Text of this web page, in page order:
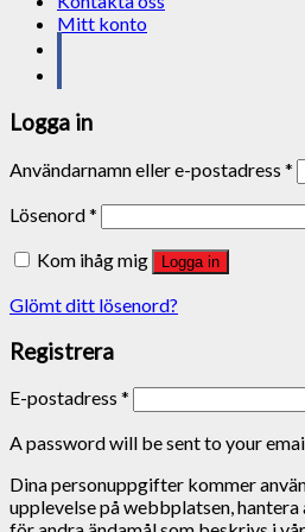
Mitt konto
Logga in
Användarnamn eller e-postadress *
Lösenord*
Kom ihåg mig
Logga in
Glömt ditt lösenord?
Registrera
E-postadress *
A password will be sent to your
Dina personuppgifter kommer
upplevelse på webbplatsen,